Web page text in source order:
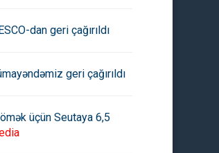
dan geri çağırıldı
geri çağırıldı
üçün Seutaya 6,5